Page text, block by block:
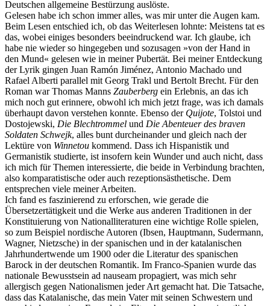
Deutschen allgemeine Bestürzung auslöste.
Gelesen habe ich schon immer alles, was mir unter die Augen kam.
Beim Lesen entschied ich, ob das Weiterlesen lohnte: Meistens tat es
das, wobei einiges besonders beeindruckend war. Ich glaube, ich
habe nie wieder so hingegeben und sozusagen »von der Hand in
den Mund« gelesen wie in meiner Pubertät. Bei meiner Entdeckung
der Lyrik gingen Juan Ramón Jiménez, Antonio Machado und
Rafael Alberti parallel mit Georg Trakl und Bertolt Brecht. Für den
Roman war Thomas Manns Zauberberg ein Erlebnis, an das ich
mich noch gut erinnere, obwohl ich mich jetzt frage, was ich damals
überhaupt davon verstehen konnte. Ebenso der Quijote, Tolstoi und
Dostojewski, Die Blechtrommel und Die Abenteuer des braven
Soldaten Schwejk, alles bunt durcheinander und gleich nach der
Lektüre von Winnetou kommend. Dass ich Hispanistik und
Germanistik studierte, ist insofern kein Wunder und auch nicht, dass
ich mich für Themen interessierte, die beide in Verbindung brachten,
also komparatistische oder auch rezeptionsästhetische. Dem
entsprechen viele meiner Arbeiten.
Ich fand es faszinierend zu erforschen, wie gerade die
Übersetzertätigkeit und die Werke aus anderen Traditionen in der
Konstituierung von Nationalliteraturen eine wichtige Rolle spielen,
so zum Beispiel nordische Autoren (Ibsen, Hauptmann, Sudermann,
Wagner, Nietzsche) in der spanischen und in der katalanischen
Jahrhundertwende um 1900 oder die Literatur des spanischen
Barock in der deutschen Romantik. Im Franco-Spanien wurde das
nationale Bewusstsein ad nauseam propagiert, was mich sehr
allergisch gegen Nationalismen jeder Art gemacht hat. Die Tatsache,
dass das Katalanische, das mein Vater mit seinen Schwestern und